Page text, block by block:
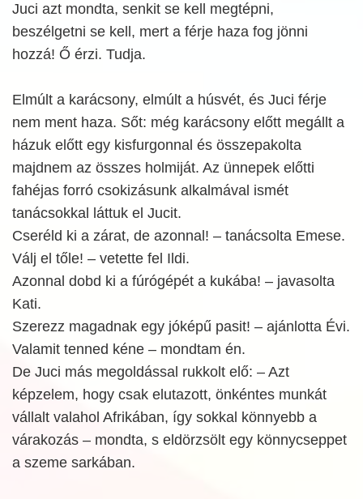
Juci azt mondta, senkit se kell megtépni,
beszélgetni se kell, mert a férje haza fog jönni
hozzá! Ő érzi. Tudja.
Elmúlt a karácsony, elmúlt a húsvét, és Juci férje
nem ment haza. Sőt: még karácsony előtt megállt a
házuk előtt egy kisfurgonnal és összepakolta
majdnem az összes holmiját. Az ünnepek előtti
fahéjas forró csokizásunk alkalmával ismét
tanácsokkal láttuk el Jucit.
Cseréld ki a zárat, de azonnal! – tanácsolta Emese.
Válj el tőle! – vetette fel Ildi.
Azonnal dobd ki a fúrógépét a kukába! – javasolta
Kati.
Szerezz magadnak egy jóképű pasit! – ajánlotta Évi.
Valamit tenned kéne – mondtam én.
De Juci más megoldással rukkolt elő: – Azt
képzelem, hogy csak elutazott, önkéntes munkát
vállalt valahol Afrikában, így sokkal könnyebb a
várakozás – mondta, s eldörzsölt egy könnycseppet
a szeme sarkában.